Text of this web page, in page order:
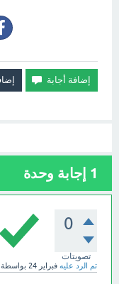
1 إجابة وحدة
0
تصويتات
تم الرد عليه فبراير 24 بواسطة